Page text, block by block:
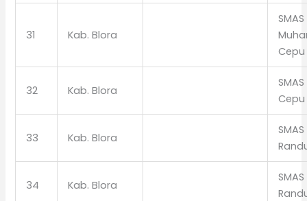
31 Kab. Blora
Cepu
32 Kab. Blora
Cepu
33 Kab. Blora
34 Kab. Blora